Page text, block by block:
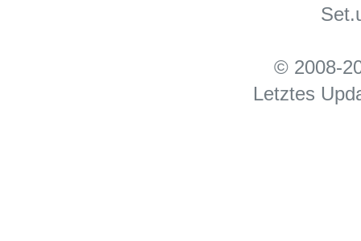
© 2008-
Letztes